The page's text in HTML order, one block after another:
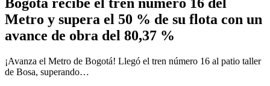
Metro y supera el 50 % de su flota con un
avance de obra del 80,37 %
¡Avanza el Metro de Bogotá! Llegó el tren número 16 al patio taller
de Bosa, superando…